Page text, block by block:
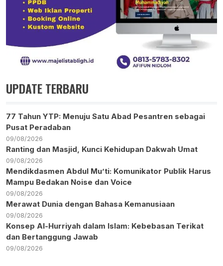
UPDATE TERBARU
77 Tahun YTP: Menuju Satu Abad Pesantren sebagai
Pusat Peradaban
09/08/2026
Ranting dan Masjid, Kunci Kehidupan Dakwah Umat
09/08/2026
Mendikdasmen Abdul Mu’ti: Komunikator Publik Harus
Mampu Bedakan Noise dan Voice
09/08/2026
Merawat Dunia dengan Bahasa Kemanusiaan
09/08/2026
Konsep Al-Hurriyah dalam Islam: Kebebasan Terikat
dan Bertanggung Jawab
09/08/2026